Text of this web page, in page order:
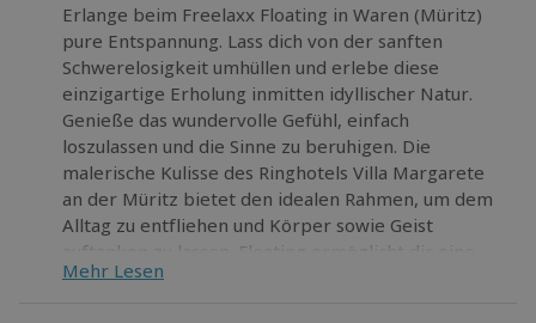
Erlange beim Freelaxx Floating in Waren (Müritz)
pure Entspannung. Lass dich von der sanften
Schwerelosigkeit umhüllen und erlebe diese
einzigartige Erholung inmitten idyllischer Natur.
Genieße das wundervolle Gefühl, einfach
loszulassen und die Sinne zu beruhigen. Die
malerische Kulisse des Ringhotels Villa Margarete
an der Müritz bietet den idealen Rahmen, um dem
Alltag zu entfliehen und Körper sowie Geist
auftanken zu lassen. Floating ermöglicht dir eine
intensive Form der Tiefenentspannung, die dich auf
Mehr Lesen